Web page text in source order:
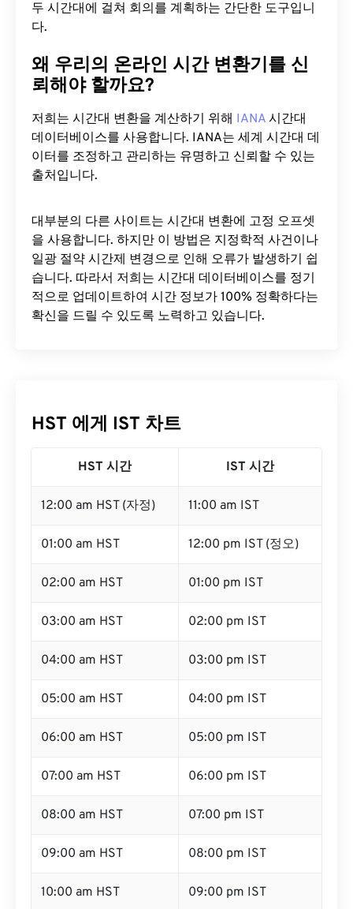
두 시간대에 걸쳐 회의를 계획하는 간단한 도구입니
다.
왜 우리의 온라인 시간 변환기를 신
뢰해야 할까요?
저희는 시간대 변환을 계산하기 위해 IANA 시간대
데이터베이스를 사용합니다. IANA는 세계 시간대 데
이터를 조정하고 관리하는 유명하고 신뢰할 수 있는
출처입니다.
대부분의 다른 사이트는 시간대 변환에 ​​고정 오프셋
을 사용합니다. 하지만 이 방법은 지정학적 사건이나
일광 절약 시간제 변경으로 인해 오류가 발생하기 쉽
습니다. 따라서 저희는 시간대 데이터베이스를 정기
적으로 업데이트하여 시간 정보가 100% 정확하다는
확신을 드릴 수 있도록 노력하고 있습니다.
HST 에게 IST 차트
HST 시간 IST 시간
12:00 am HST (자정) 11:00 am IST
01:00 am HST 12:00 pm IST (정오)
02:00 am HST 01:00 pm IST
03:00 am HST 02:00 pm IST
04:00 am HST 03:00 pm IST
05:00 am HST 04:00 pm IST
06:00 am HST 05:00 pm IST
07:00 am HST 06:00 pm IST
08:00 am HST 07:00 pm IST
09:00 am HST 08:00 pm IST
10:00 am HST 09:00 pm IST